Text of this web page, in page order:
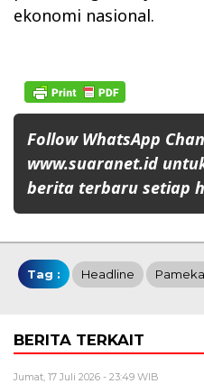
ekonomi nasional.
Follow WhatsApp
www.suaranet.id
berita terbaru setiap
Tag : Headline
BERITA TERKAIT
Jumat, 17 Juli 2026 - 23:49 WIB